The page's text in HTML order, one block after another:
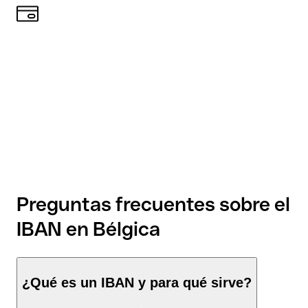
Preguntas frecuentes sobre el
IBAN en Bélgica
¿Qué es un IBAN y para qué sirve?